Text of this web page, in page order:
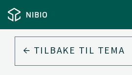
TILBAKE TIL TEMA